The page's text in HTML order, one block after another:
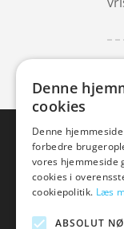
Denne
cookies
Denne
forbedre
vores hjemmeside
cookies i
cookiepolitik. Læs
ABSOLUT